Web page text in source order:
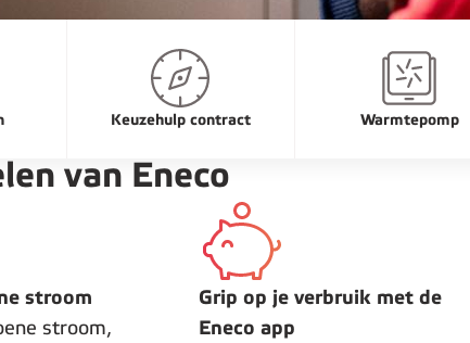
Keuzehulp contract Warmtepomp
van Eneco
stroom
stroom,
Grip op je verbruik met de
Eneco app